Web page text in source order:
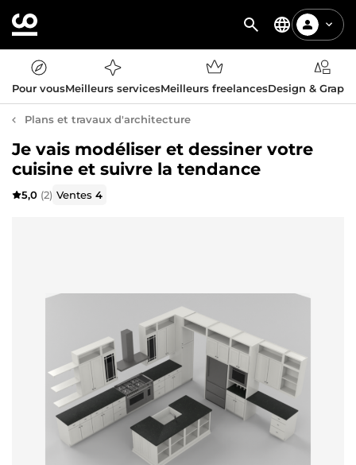
Pour vousMeilleurs servicesMeilleurs freelancesDesign &
Plans et travaux d'architecture
Je vais modéliser et dessiner votre
cuisine et suivre la tendance
5,0 (2) Ventes4